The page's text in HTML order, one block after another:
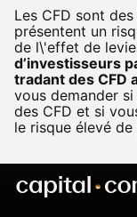
Les CFD sont
présentent un
de l\'effet de
d’investisseurs
tradant des CFD
vous demander
des CFD et si
le risque élevé